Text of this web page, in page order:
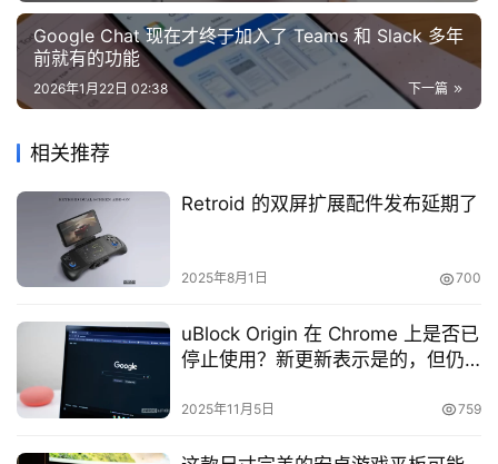
Google Chat 现在才终于加入了 Teams 和 Slack 多年
前就有的功能
下一篇
2026年1月22日 02:38
相关推荐
Retroid 的双屏扩展配件发布延期了
2025年8月1日 700
uBlock Origin 在 Chrome 上是否已
停止使用？新更新表示是的，但仍
2025年11月5日 759